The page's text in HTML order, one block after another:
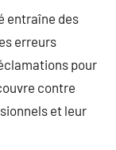
entraîne des
erreurs
pour
contre
et leur